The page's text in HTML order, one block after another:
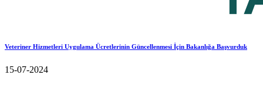
Veteriner Hizmetleri Uygulama Ücretlerinin Güncellenmesi İçin Bakanlığa Başvurduk
15-07-2024